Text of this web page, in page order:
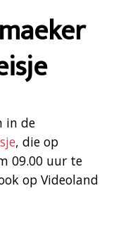
in de
, die op
09.00 uur te
op Videoland